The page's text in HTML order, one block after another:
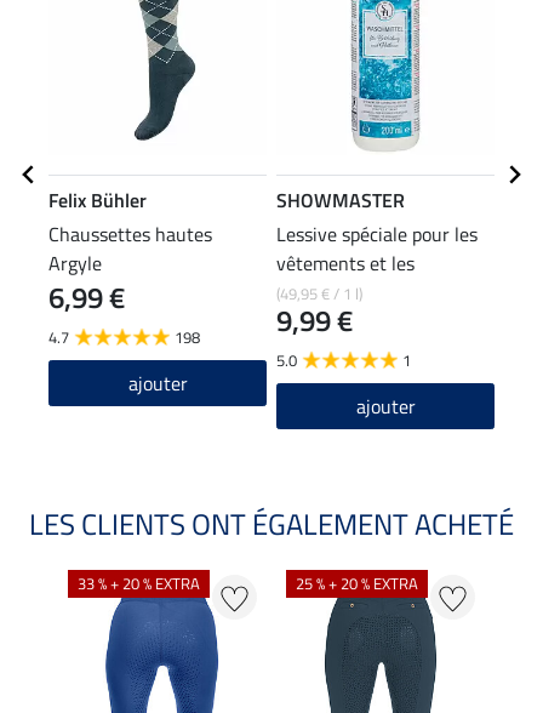
Felix Bühler
Chaussettes hautes
Argyle
6,99 €
4.7 198
ajouter
SHOWMASTER
Lessive spéciale pour les
vêtements et les
pantalons d'équitation
(49,95 € / 1 l)
9,99 €
5.0 1
ajouter
LES CLIENTS ONT ÉGALEMENT ACHETÉ
33 % + 20 % EXTRA 25 % + 20 % EXTRA